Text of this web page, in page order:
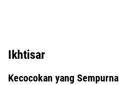
Ikhtisar
Kecocokan yang Sempurna